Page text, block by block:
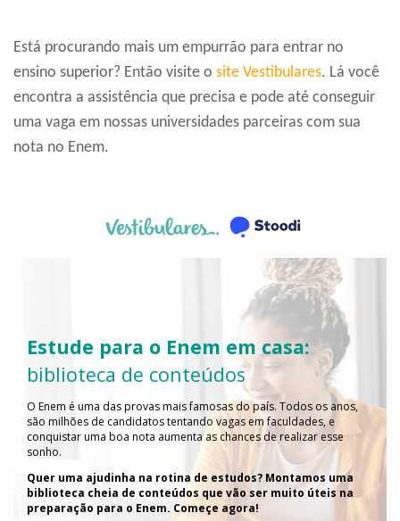
Está procurando mais um empurrão para entrar no
ensino superior? Então visite o site Vestibulares. Lá você
encontra a assistência que precisa e pode até conseguir
uma vaga em nossas universidades parceiras com sua
nota no Enem.